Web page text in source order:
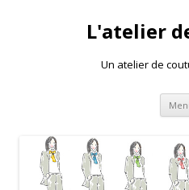
L'atelier
Un atelier de